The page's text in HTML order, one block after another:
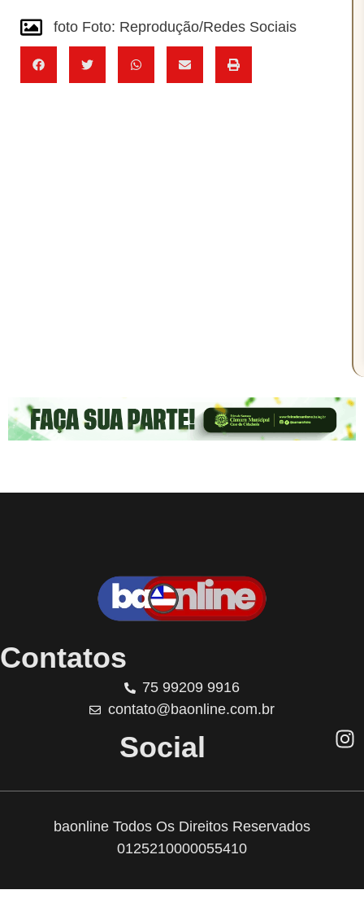
foto Foto: Reprodução/Redes Sociais
Contatos
75 99209 9916
contato@baonline.com.br
Social
baonline Todos Os Direitos Reservados
0125210000055410